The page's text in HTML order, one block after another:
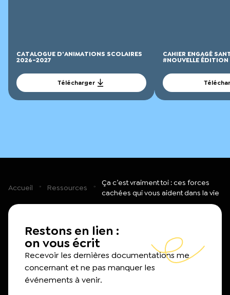
CATALOGUE D'ANIMATIONS SCOLAIRES
2026-2027
Télécharger
CAHIER ENGAGÉ
#NOUVELLE ÉDITION
Accueil Ressources
Ça c’est vraiment toi : ces forces
cachées qui vous aident dans la vie
Restons en lien :
on vous écrit
Recevoir les dernières documentations me
concernant et ne pas manquer les
événements à venir.